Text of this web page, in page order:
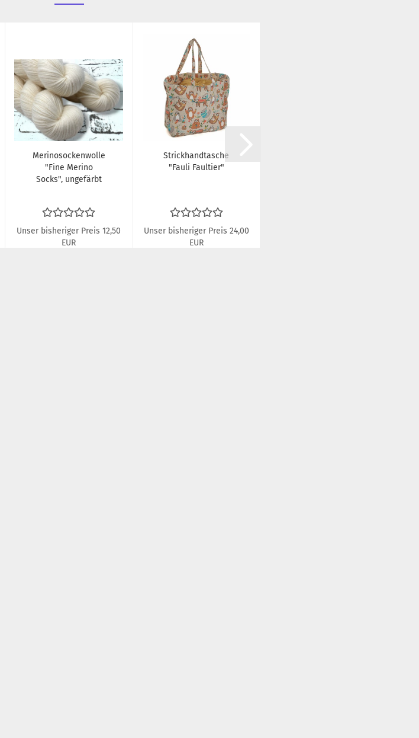
Merinosockenwolle
"Fine Merino
Socks", ungefärbt
Unser bisheriger Preis 12,50
EUR
Strickhandtasche
"Fauli Faultier"
Unser bisheriger Preis 24,00
EUR